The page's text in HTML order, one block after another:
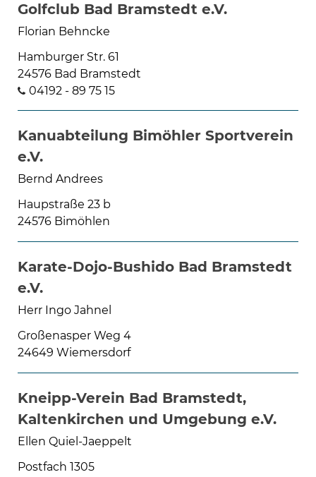
Golfclub Bad Bramstedt e.V.
Florian Behncke
Hamburger Str. 61
24576 Bad Bramstedt
04192 - 89 75 15
Kanuabteilung Bimöhler Sportverein
e.V.
Bernd Andrees
Haupstraße 23 b
24576 Bimöhlen
Karate-Dojo-Bushido Bad Bramstedt
e.V.
Herr Ingo Jahnel
Großenasper Weg 4
24649 Wiemersdorf
Kneipp-Verein Bad Bramstedt,
Kaltenkirchen und Umgebung e.V.
Ellen Quiel-Jaeppelt
Postfach 1305